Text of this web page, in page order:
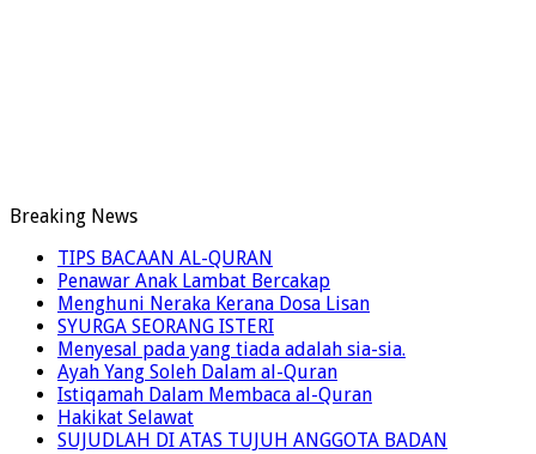
Breaking News
TIPS BACAAN AL-QURAN
Penawar Anak Lambat Bercakap
Menghuni Neraka Kerana Dosa Lisan
SYURGA SEORANG ISTERI
Menyesal pada yang tiada adalah sia-sia.
Ayah Yang Soleh Dalam al-Quran
Istiqamah Dalam Membaca al-Quran
Hakikat Selawat
SUJUDLAH DI ATAS TUJUH ANGGOTA BADAN